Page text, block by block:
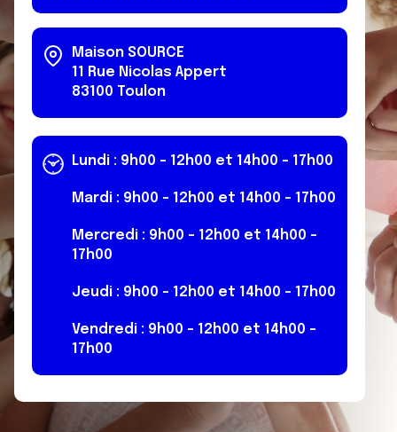
Maison SOURCE
11 Rue Nicolas Appert
83100 Toulon
Lundi : 9h00 - 12h00 et 14h00 - 17h00
Mardi : 9h00 - 12h00 et 14h00 - 17h00
Mercredi : 9h00 - 12h00 et 14h00 -
17h00
Jeudi : 9h00 - 12h00 et 14h00 - 17h00
Vendredi : 9h00 - 12h00 et 14h00 -
17h00